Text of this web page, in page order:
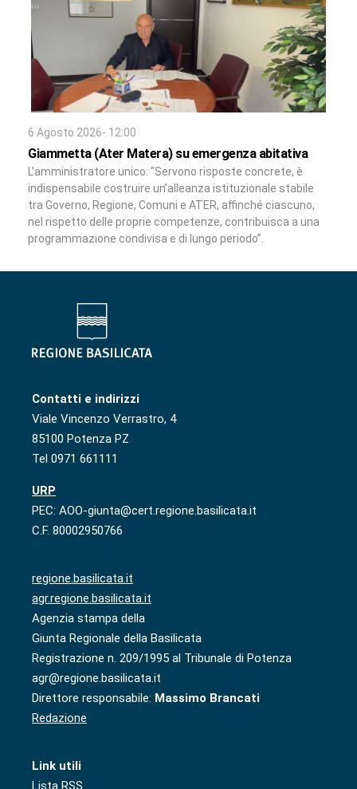
6 Agosto 2026- 12:00
Giammetta (Ater Matera) su emergenza abitativa
L’amministratore unico: “Servono risposte concrete, è
indispensabile costruire un’alleanza istituzionale stabile
tra Governo, Regione, Comuni e ATER, affinché ciascuno,
nel rispetto delle proprie competenze, contribuisca a una
programmazione condivisa e di lungo periodo”.
Contatti e indirizzi
Viale Vincenzo Verrastro, 4
85100 Potenza PZ
Tel 0971 661111
URP
PEC: AOO-giunta@cert.regione.basilicata.it
C.F. 80002950766
regione.basilicata.it
agr.regione.basilicata.it
Agenzia stampa della
Giunta Regionale della Basilicata
Registrazione n. 209/1995 al Tribunale di Potenza
agr@regione.basilicata.it
Direttore responsabile: Massimo Brancati
Redazione
Link utili
Lista RSS